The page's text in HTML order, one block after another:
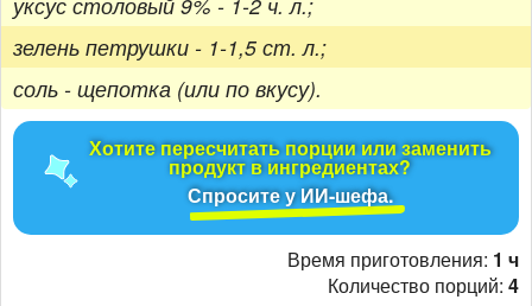
зелень петрушки - 1-1,5 ст. л.;
соль - щепотка (или по вкусу).
Хотите пересчитать порции или заменить
продукт в ингредиентах?
Спросите у ИИ-шефа.
Время приготовления: 1 ч
Количество порций: 4